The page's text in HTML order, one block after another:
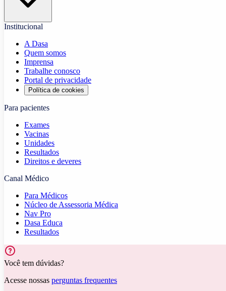
Institucional
A Dasa
Quem somos
Imprensa
Trabalhe conosco
Portal de privacidade
Política de cookies
Para pacientes
Exames
Vacinas
Unidades
Resultados
Direitos e deveres
Canal Médico
Para Médicos
Núcleo de Assessoria Médica
Nav Pro
Dasa Educa
Resultados
Você tem dúvidas?
Acesse nossas perguntas frequentes